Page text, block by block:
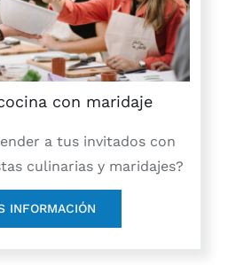
con maridaje
a tus invitados con
culinarias y maridajes?
INFORMACIÓN